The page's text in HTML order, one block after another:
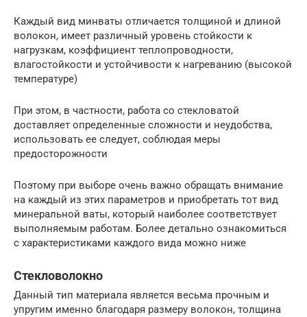
Каждый вид минваты отличается толщиной и длиной
волокон, имеет различный уровень стойкости к
нагрузкам, коэффициент теплопроводности,
влагостойкости и устойчивости к нагреванию (высокой
температуре)
При этом, в частности, работа со стекловатой
доставляет определенные сложности и неудобства,
использовать ее следует, соблюдая меры
предосторожности
Поэтому при выборе очень важно обращать внимание
на каждый из этих параметров и приобретать тот вид
минеральной ваты, который наиболее соответствует
выполняемым работам. Более детально ознакомиться
с характеристиками каждого вида можно ниже
Стекловолокно
Данный тип материала является весьма прочным и
упругим именно благодаря размеру волокон, толщина